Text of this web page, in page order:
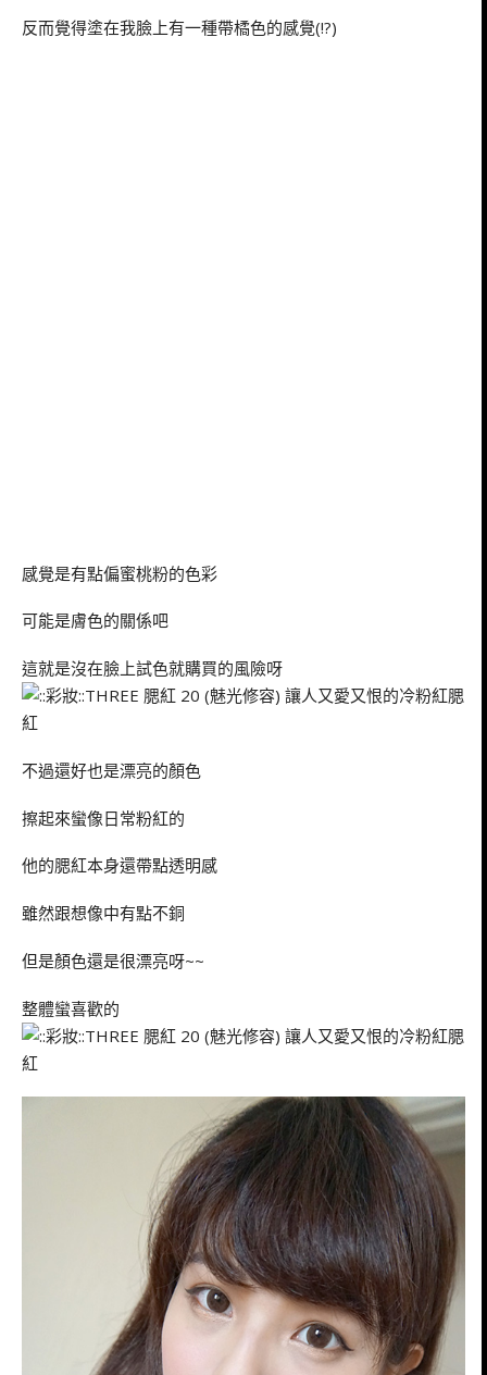
反而覺得塗在我臉上有一種帶橘色的感覺(!?)
感覺是有點偏蜜桃粉的色彩
可能是膚色的關係吧
這就是沒在臉上試色就購買的風險呀
不過還好也是漂亮的顏色
擦起來蠻像日常粉紅的
他的腮紅本身還帶點透明感
雖然跟想像中有點不銅
但是顏色還是很漂亮呀~~
整體蠻喜歡的